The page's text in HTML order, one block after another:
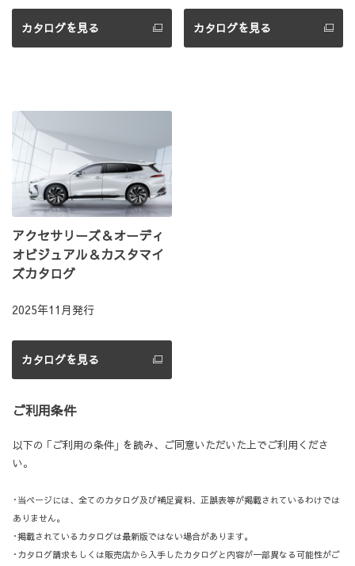
カタログを見る カタログを見る
アクセサリーズ＆オーディ
オビジュアル＆カスタマイ
ズカタログ
2025年11月発行
カタログを見る
ご利用条件
以下の ｢ご利用の条件｣ を読み、ご同意いただいた上でご利用くださ
い。
･当ページには、全てのカタログ及び補足資料、正誤表等が掲載されているわけでは
ありません。
･掲載されているカタログは最新版ではない場合があります。
･カタログ請求もしくは販売店から入手したカタログと内容が一部異なる可能性がご